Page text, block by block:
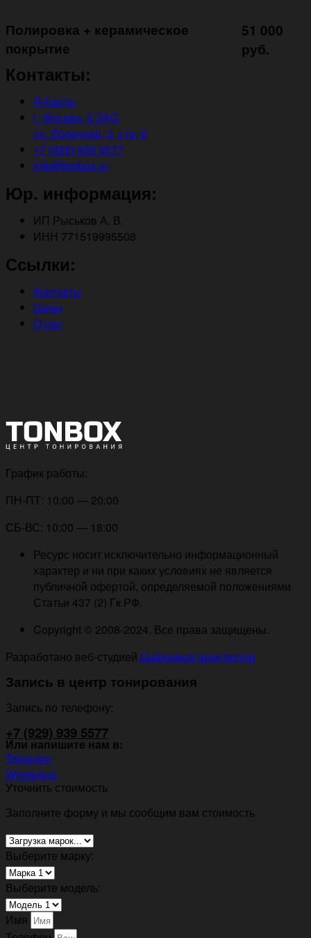
Полировка + керамическое
покрытие ㅤㅤㅤㅤㅤ
51 000
руб.
Контакты:
Я.Карты
г. Москва, СЗАО,
ул. Лодочная, 3, стр. 5
+7 (929) 939 5577
info@tonbox.ru
Юр. информация:
ИП Рыськов А. В.
ИНН 771519995508
Ссылки:
Контакты
Цены
О нас
График работы:
ПН-ПТ: 10:00 — 20:00
СБ-ВС: 10:00 — 18:00
Ресурс носит исключительно информационный
характер и ни при каких условиях не является
публичной офертой, определяемой положениями
Статьи 437 (2) Гк РФ.
Copyright © 2008-2024. Все права защищены.
Разработано веб-студией Цифровой архитектор
Запись в центр тонирования
Запись по телефону:
+7 (929) 939 5577
Или напишите нам в:
Telegram
WhatsApp
Уточнить стоимость
Заполните форму и мы сообщим вам стоимость
Выберите марку:
Выберите модель:
Имя